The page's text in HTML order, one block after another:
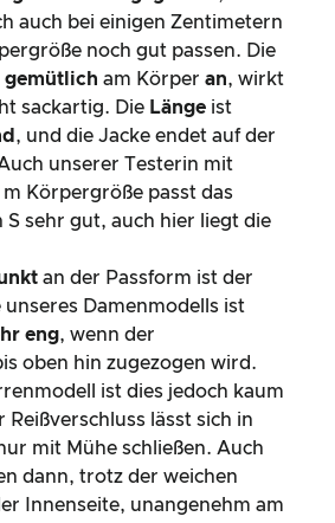
auch bei einigen Zentimetern
noch gut passen. Die
gemütlich am Körper an, wirkt
sackartig. Die Länge ist
, und die Jacke endet auf der
unserer Testerin mit
Körpergröße passt das
S sehr gut, auch hier liegt die
an der Passform ist der
unseres Damenmodells ist
eng, wenn der
oben hin zugezogen wird.
ist dies jedoch kaum
Reißverschluss lässt sich in
mit Mühe schließen. Auch
dann, trotz der weichen
Innenseite, unangenehm am